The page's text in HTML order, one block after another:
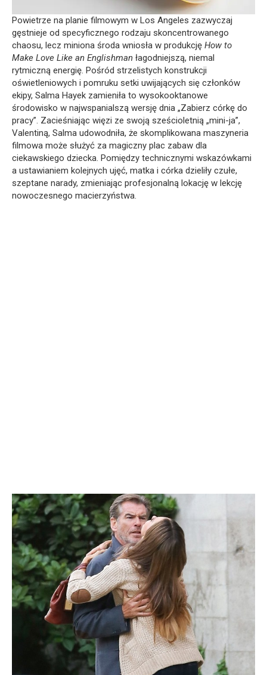
Powietrze na planie filmowym w Los Angeles zazwyczaj
gęstnieje od specyficznego rodzaju skoncentrowanego
chaosu, lecz miniona środa wniosła w produkcję How to
Make Love Like an Englishman łagodniejszą, niemal
rytmiczną energię. Pośród strzelistych konstrukcji
oświetleniowych i pomruku setki uwijających się członków
ekipy, Salma Hayek zamieniła to wysokooktanowe
środowisko w najwspanialszą wersję dnia „Zabierz córkę do
pracy”. Zacieśniając więzi ze swoją sześcioletnią „mini-ja”,
Valentiną, Salma udowodniła, że skomplikowana maszyneria
filmowa może służyć za magiczny plac zabaw dla
ciekawskiego dziecka. Pomiędzy technicznymi wskazówkami
a ustawianiem kolejnych ujęć, matka i córka dzieliły czułe,
szeptane narady, zmieniając profesjonalną lokację w lekcję
nowoczesnego macierzyństwa.